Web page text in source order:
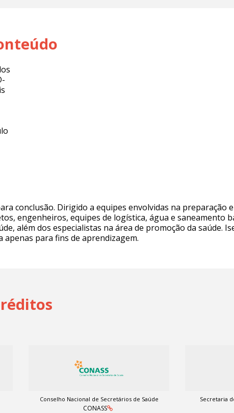
conclusão. Dirigido a equipes envolvidas na preparação
engenheiros, equipes de logística, água e saneamento
além dos especialistas na área de promoção da saúde.
apenas para fins de aprendizagem.
Conselho Nacional de Secretários de Saúde
CONASS
Secretaria